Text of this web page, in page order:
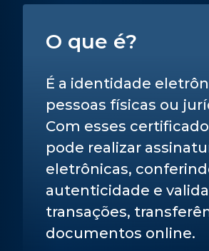
O que é?
É a identidade
pessoas físicas ou
Com esses
pode realizar
eletrônicas,
autenticidade e
transações,
documentos online.